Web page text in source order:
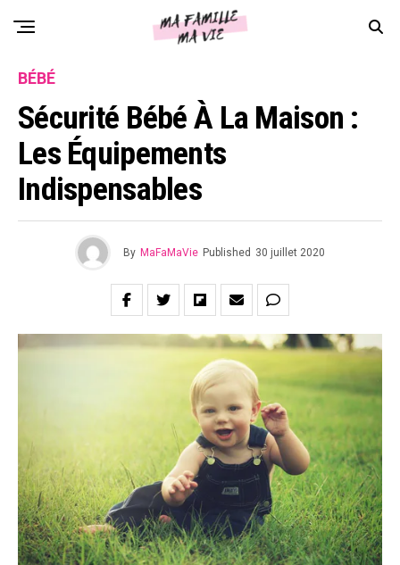
BÉBÉ
Sécurité Bébé À La Maison :
Les Équipements
Indispensables
By MaFaMaVie Published 30 juillet 2020